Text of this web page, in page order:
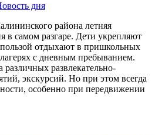
дня
района летняя
в самом разгаре. Дети укрепляют
пользой отдыхают в пришкольных
с дневным пребыванием.
развлекательно-
экскурсий. Но при этом всегда
особенно при передвижении